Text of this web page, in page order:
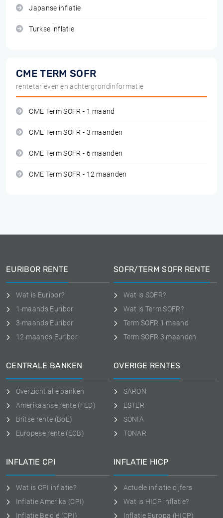
Japanse inflatie
Turkse inflatie
CME TERM SOFR
rentetarieven en achtergrondinformatie
CME Term SOFR - 1 maand
CME Term SOFR - 3 maanden
CME Term SOFR - 6 maanden
CME Term SOFR - 12 maanden
EURIBOR RENTE
Wat is Euribor?
1-maands Euribor
3-maands Euribor
12-maands Euribor
SOFR/TERM SOFR RENTE
Wat is SOFR?
Wat is Term SOFR?
Term SOFR 1 maand
Term SOFR 3 maanden
CENTRALE BANKEN
Overzicht alle banken
Amerikaanse rente (FED)
Britse rente (BoE)
Europese rente (ECB)
OVERIGE RENTES
SARON
ESTER
SONIA
TONAR
INFLATIE CPI
Wat is CPI inflatie?
Inflatie Amerika (CPI)
Inflatie België (CPI)
INFLATIE HICP
Actuele inflatie cijfers
Wat is HICP inflatie?
Inflatie Europa (HICP)